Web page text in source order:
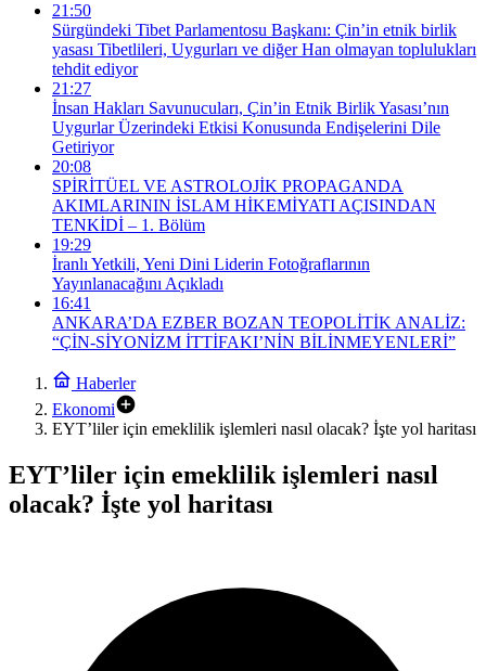
21:50
Sürgündeki Tibet Parlamentosu Başkanı: Çin’in etnik birlik
yasası Tibetlileri, Uygurları ve diğer Han olmayan toplulukları
tehdit ediyor
21:27
İnsan Hakları Savunucuları, Çin’in Etnik Birlik Yasası’nın
Uygurlar Üzerindeki Etkisi Konusunda Endişelerini Dile
Getiriyor
20:08
SPİRİTÜEL VE ASTROLOJİK PROPAGANDA
AKIMLARININ İSLAM HİKEMİYATI AÇISINDAN
TENKİDİ – 1. Bölüm
19:29
İranlı Yetkili, Yeni Dini Liderin Fotoğraflarının
Yayınlanacağını Açıkladı
16:41
ANKARA’DA EZBER BOZAN TEOPOLİTİK ANALİZ:
“ÇİN-SİYONİZM İTTİFAKI’NİN BİLİNMEYENLERİ”
Haberler
Ekonomi
EYT’liler için emeklilik işlemleri nasıl olacak? İşte yol haritası
EYT’liler için emeklilik işlemleri nasıl
olacak? İşte yol haritası